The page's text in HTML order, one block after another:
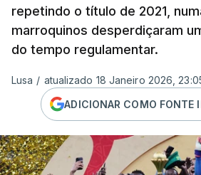
repetindo o título de 2021,
marroquinos desperdiçaram
do tempo regulamentar.
Lusa / atualizado 18 Janeiro 2026,
ADICIONAR COMO FONTE